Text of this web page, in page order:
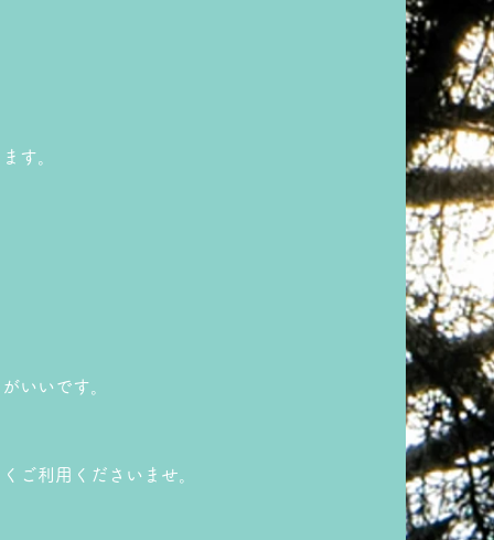
す。
いいです。
ご利用くださいませ。